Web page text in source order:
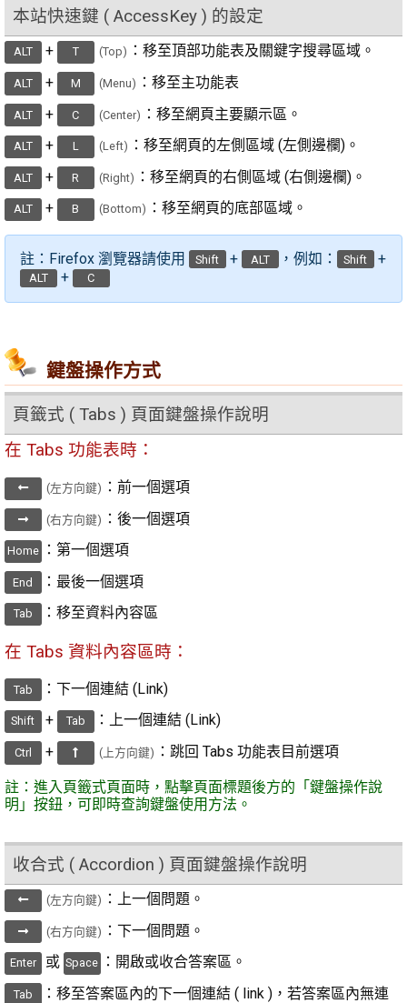
本站快速鍵 ( AccessKey ) 的設定
ALT + T (Top) ：移至頂部功能表及關鍵字搜尋區域。
ALT + M (Menu) ：移至主功能表
ALT + C (Center) ：移至網頁主要顯示區。
ALT + L (Left) ：移至網頁的左側區域 (左側邊欄)。
ALT + R (Right) ：移至網頁的右側區域 (右側邊欄)。
ALT + B (Bottom) ：移至網頁的底部區域。
註：Firefox 瀏覽器請使用 Shift + ALT ，例如： Shift +
ALT + C
鍵盤操作方式
頁籤式 ( Tabs ) 頁面鍵盤操作說明
在 Tabs 功能表時：
(左方向鍵) ：前一個選項
(右方向鍵) ：後一個選項
Home ：第一個選項
End ：最後一個選項
Tab ：移至資料內容區
在 Tabs 資料內容區時：
Tab ：下一個連結 (Link)
Shift + Tab ：上一個連結 (Link)
Ctrl + (上方向鍵) ：跳回 Tabs 功能表目前選項
註：進入頁籤式頁面時，點擊頁面標題後方的「鍵盤操作說
明」按鈕，可即時查詢鍵盤使用方法。
收合式 ( Accordion ) 頁面鍵盤操作說明
(左方向鍵) ：上一個問題。
(右方向鍵) ：下一個問題。
Enter 或 Space ：開啟或收合答案區。
Tab
：移至答案區內的下一個連結 ( link )，若答案區內無連